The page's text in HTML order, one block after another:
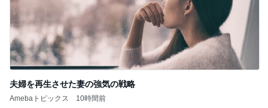
夫婦を再生させた妻の強気の戦略
Amebaトピックス 10時間前